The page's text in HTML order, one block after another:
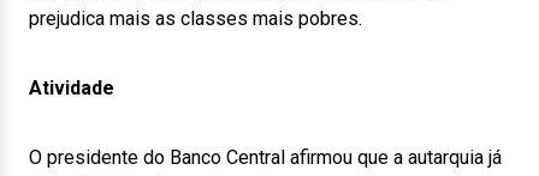
prejudica mais as classes mais pobres.
Atividade
O presidente do Banco Central afirmou que a autarquia já